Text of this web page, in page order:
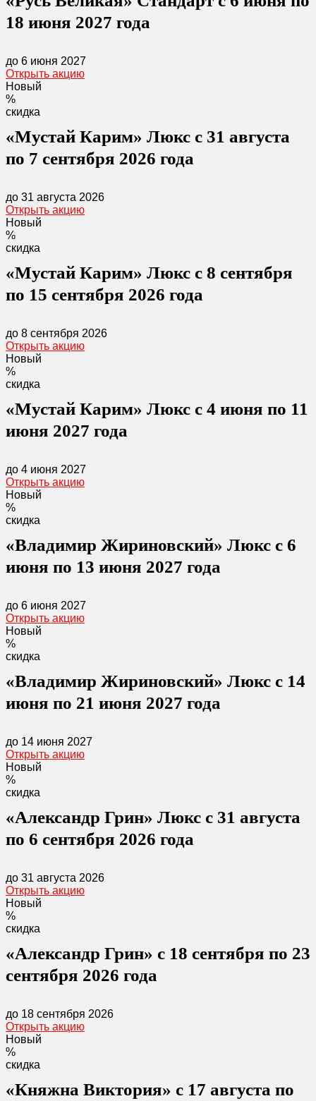
18 июня 2027 года
до 6 июня 2027
Открыть акцию
Новый
%
скидка
«Мустай Карим» Люкс с 31 августа
по 7 сентября 2026 года
до 31 августа 2026
Открыть акцию
Новый
%
скидка
«Мустай Карим» Люкс с 8 сентября
по 15 сентября 2026 года
до 8 сентября 2026
Открыть акцию
Новый
%
скидка
«Мустай Карим» Люкс с 4 июня по 11
июня 2027 года
до 4 июня 2027
Открыть акцию
Новый
%
скидка
«Владимир Жириновский» Люкс с 6
июня по 13 июня 2027 года
до 6 июня 2027
Открыть акцию
Новый
%
скидка
«Владимир Жириновский» Люкс с 14
июня по 21 июня 2027 года
до 14 июня 2027
Открыть акцию
Новый
%
скидка
«Александр Грин» Люкс с 31 августа
по 6 сентября 2026 года
до 31 августа 2026
Открыть акцию
Новый
%
скидка
«Александр Грин» с 18 сентября по 23
сентября 2026 года
до 18 сентября 2026
Открыть акцию
Новый
%
скидка
«Княжна Виктория» с 17 августа по